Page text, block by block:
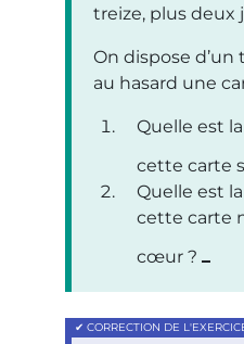
treize, plus deux
On dispose
au hasard une
Quelle est
cette carte
Quelle est
cette carte
cœur ?